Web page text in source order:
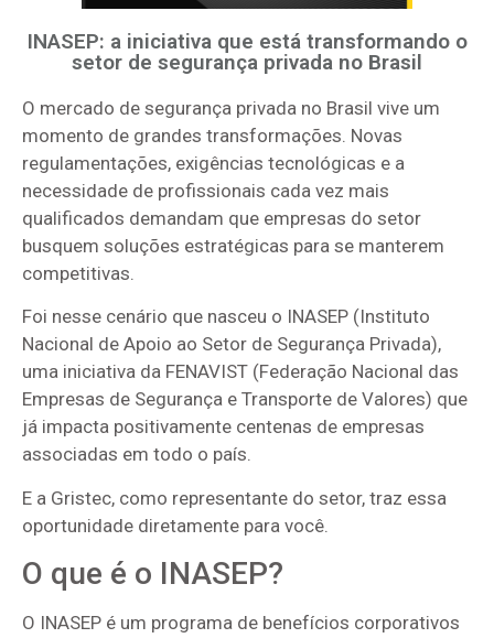
INASEP: a iniciativa que está transformando o
setor de segurança privada no Brasil
O mercado de segurança privada no Brasil vive um
momento de grandes transformações. Novas
regulamentações, exigências tecnológicas e a
necessidade de profissionais cada vez mais
qualificados demandam que empresas do setor
busquem soluções estratégicas para se manterem
competitivas.
Foi nesse cenário que nasceu o INASEP (Instituto
Nacional de Apoio ao Setor de Segurança Privada),
uma iniciativa da FENAVIST (Federação Nacional das
Empresas de Segurança e Transporte de Valores) que
já impacta positivamente centenas de empresas
associadas em todo o país.
E a Gristec, como representante do setor, traz essa
oportunidade diretamente para você.
O que é o INASEP?
O INASEP é um programa de benefícios corporativos